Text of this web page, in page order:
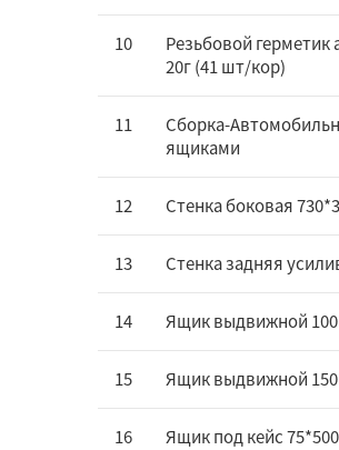
10
Резьбовой
20г (41 шт/кор)
11
Сборка-
ящиками
12 Стенка боковая
13 Стенка задняя
14 Ящик выдвижной
15 Ящик выдвижной
16 Ящик под кейс